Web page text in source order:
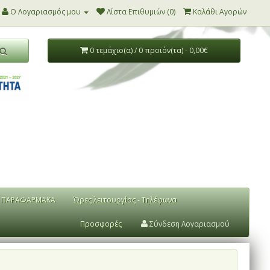
Ο Λογαριασμός μου Λίστα Επιθυμιών (0) Καλάθι Αγορών
0 τεμάχιο(α) / 0 προϊόν(τα) - 0,00€
ΠΑΡΑΦΑΡΜΑΚΑ Ώρες λειτουργίας - Τηλέφωνα
Προσφορές Σύνδεση Λογαριασμού